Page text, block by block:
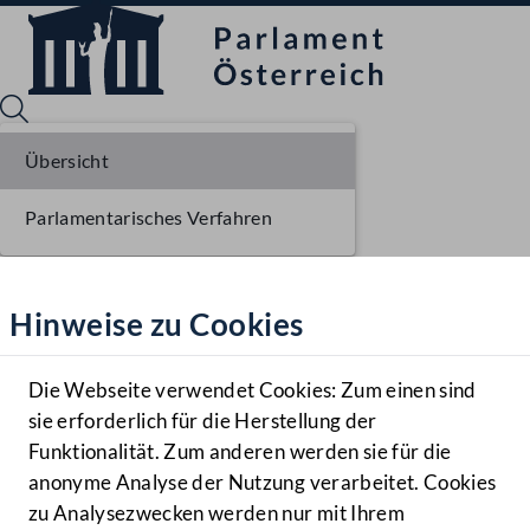
Hilfe
Benutzer
Navigationsmenü öffnen
MENÜ
Hinweise zu Cookies
Die Webseite verwendet Cookies: Zum einen sind
sie erforderlich für die Herstellung der
Funktionalität. Zum anderen werden sie für die
anonyme Analyse der Nutzung verarbeitet. Cookies
zu Analysezwecken werden nur mit Ihrem
Übersicht
Parlamentarisches Verfahren